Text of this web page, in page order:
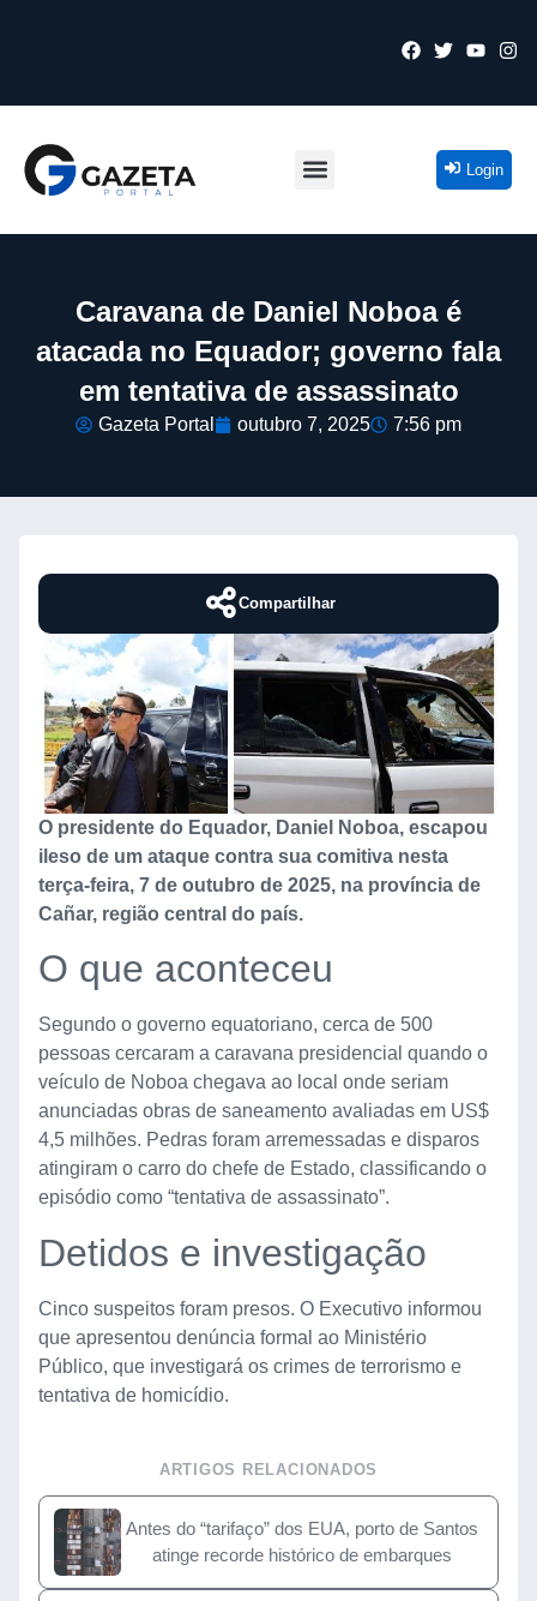
Login
Caravana de Daniel Noboa é
atacada no Equador; governo fala
em tentativa de assassinato
Gazeta Portal outubro 7, 2025 7:56 pm
Compartilhar
O presidente do Equador, Daniel Noboa, escapou
ileso de um ataque contra sua comitiva nesta
terça-feira, 7 de outubro de 2025, na província de
Cañar, região central do país.
O que aconteceu
Segundo o governo equatoriano, cerca de 500
pessoas cercaram a caravana presidencial quando o
veículo de Noboa chegava ao local onde seriam
anunciadas obras de saneamento avaliadas em US$
4,5 milhões. Pedras foram arremessadas e disparos
atingiram o carro do chefe de Estado, classificando o
episódio como “tentativa de assassinato”.
Detidos e investigação
Cinco suspeitos foram presos. O Executivo informou
que apresentou denúncia formal ao Ministério
Público, que investigará os crimes de terrorismo e
tentativa de homicídio.
ARTIGOS RELACIONADOS
Antes do “tarifaço” dos EUA, porto de Santos
atinge recorde histórico de embarques